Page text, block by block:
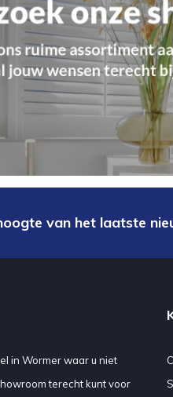
van het laatste
in Wormer waar u niet
terecht kunt voor